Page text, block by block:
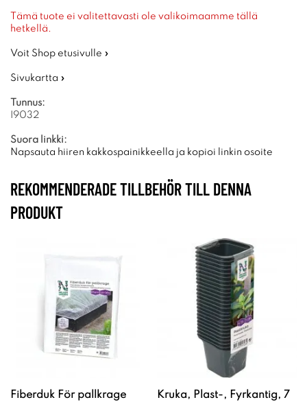
Tämä tuote ei valitettavasti ole valikoimaamme tällä
hetkellä.
Voit Shop etusivulle »
Sivukartta »
Tunnus:
I9032
Suora linkki:
Napsauta hiiren kakkospainikkeella ja kopioi linkin osoite
REKOMMENDERADE TILLBEHÖR TILL DENNA
PRODUKT
Fiberduk För pallkrage
Kruka, Plast-, Fyrkantig, 7